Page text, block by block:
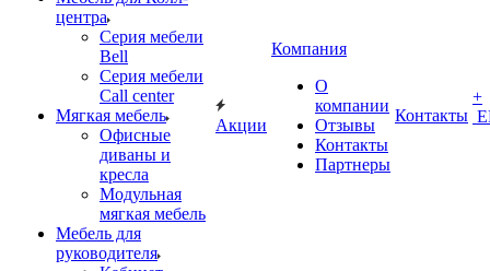
центра
Серия мебели
Bell
Серия мебели
Call center
Мягкая мебель
Офисные
диваны и
кресла
Модульная
мягкая мебель
Мебель для
руководителя
Акции
Компания
О
компании
Отзывы
Контакты
Партнеры
Контакты
+